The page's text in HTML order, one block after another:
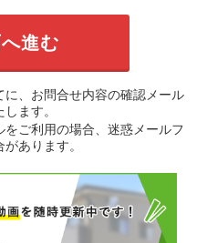
、お問合せ内容の確認メール
ます。
ご利用の場合、迷惑メールフ
あります。